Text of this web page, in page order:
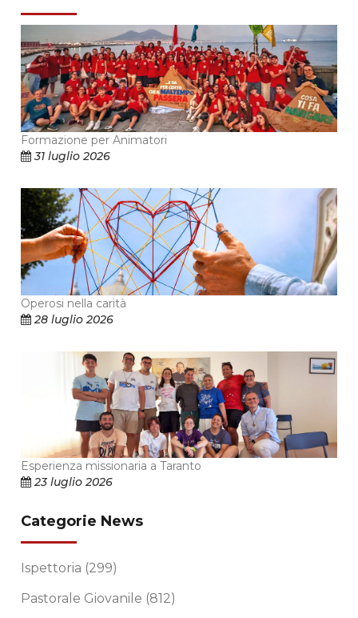
Formazione per Animatori
31 luglio 2026
Operosi nella carità
28 luglio 2026
Esperienza missionaria a Taranto
23 luglio 2026
Categorie News
Ispettoria (299)
Pastorale Giovanile (812)